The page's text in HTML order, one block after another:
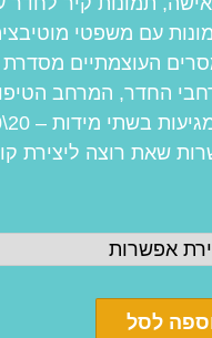
עם משפטי
העוצמתיים מסדרת
החדר, המרחב
שאת רוצה ליצירת
לסל